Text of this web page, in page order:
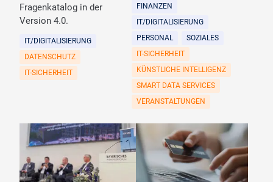
Fragenkatalog in der
Version 4.0.
IT/DIGITALISIERUNG
DATENSCHUTZ
IT-SICHERHEIT
FINANZEN
IT/DIGITALISIERUNG
PERSONAL
SOZIALES
IT-SICHERHEIT
KÜNSTLICHE INTELLIGENZ
SMART DATA SERVICES
VERANSTALTUNGEN